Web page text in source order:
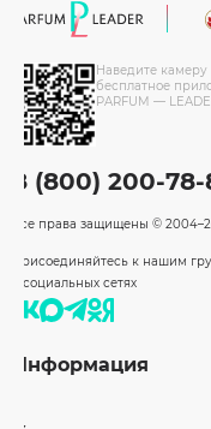
Наведите камеру
бесплатное
PARFUM —
8 (800) 200-
Все права защищены ©
Присоединяйтесь к нашим
в социальных сетях
Информация